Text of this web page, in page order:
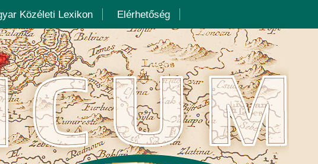
Közéleti Lexikon Elérhetőség